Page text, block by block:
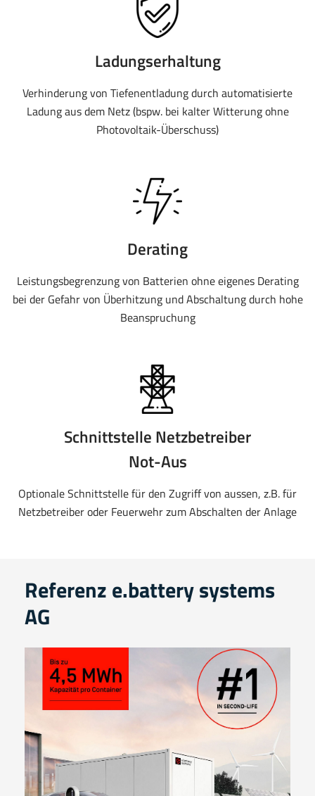
Ladungserhaltung
Verhinderung von Tiefenentladung durch automatisierte
Ladung aus dem Netz (bspw. bei kalter Witterung ohne
Photovoltaik-Überschuss)
Derating
Leistungsbegrenzung von Batterien ohne eigenes Derating
bei der Gefahr von Überhitzung und Abschaltung durch hohe
Beanspruchung
Schnittstelle Netzbetreiber
Not-Aus
Optionale Schnittstelle für den Zugriff von aussen, z.B. für
Netzbetreiber oder Feuerwehr zum Abschalten der Anlage
Referenz e.battery systems
AG